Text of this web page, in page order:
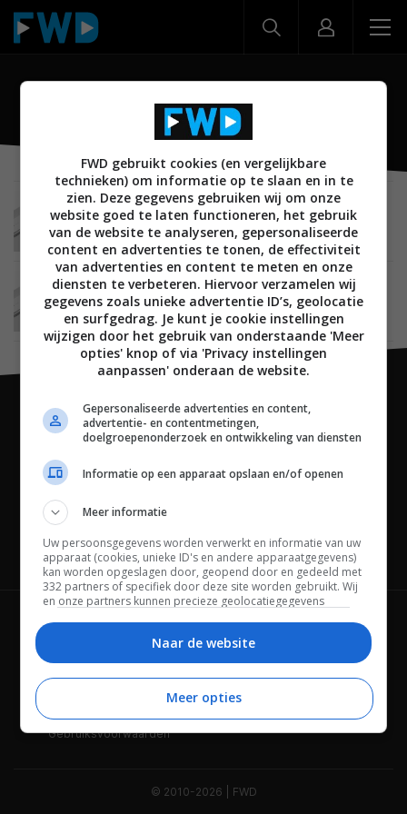
SC-ALL7CD
AUDIO 26 JULI 2016
Panasonic SC-ALL05, SC-ALL7CD, SC-ALL9 en
SC-ALL6 te koop in Nederland
AUDIO 29 FEBRUARI 2016
Panasonic breidt assortiment ALL-serie
netwerkluidsprekers uit
Channels
Wie is FWD Privacybeleid
Adverteren Contact
Gebruiksvoorwaarden
© 2010-2026 | FWD
FWD gebruikt cookies (en vergelijkbare
technieken) om informatie op te slaan en in te
zien. Deze gegevens gebruiken wij om onze
website goed te laten functioneren, het gebruik
van de website te analyseren, gepersonaliseerde
content en advertenties te tonen, de effectiviteit
van advertenties en content te meten en onze
diensten te verbeteren. Hiervoor verzamelen wij
gegevens zoals unieke advertentie ID’s, geolocatie
en surfgedrag. Je kunt je cookie instellingen
wijzigen door het gebruik van onderstaande 'Meer
opties' knop of via 'Privacy instellingen
aanpassen' onderaan de website.
Gepersonaliseerde advertenties en content,
advertentie- en contentmetingen,
doelgroepenonderzoek en ontwikkeling van diensten
Informatie op een apparaat opslaan en/of openen
Meer informatie
Uw persoonsgegevens worden verwerkt en informatie van uw
apparaat (cookies, unieke ID's en andere apparaatgegevens)
kan worden opgeslagen door, geopend door en gedeeld met
332 partners of specifiek door deze site worden gebruikt. Wij
en onze partners kunnen precieze geolocatiegegevens
Bepaalde leveranciers kunnen uw persoonsgegevens
beheren. Zoek onderaan deze pagina of in het sitemenu naar
een link om uw toestemming te beheren of in te trekken via de
privacy- en cookie-instellingen.
Naar de website
Meer opties